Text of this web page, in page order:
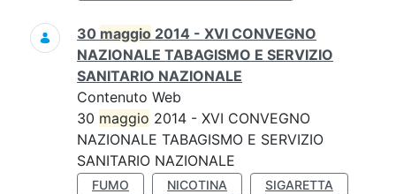
30 maggio 2014 - XVI CONVEGNO
NAZIONALE TABAGISMO E SERVIZIO
SANITARIO NAZIONALE
Contenuto Web
30 maggio 2014 - XVI CONVEGNO
NAZIONALE TABAGISMO E SERVIZIO
SANITARIO NAZIONALE
FUMO NICOTINA
SIGARETTA